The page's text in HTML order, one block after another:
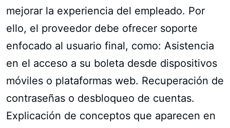
mejorar la experiencia del empleado. Por
ello, el proveedor debe ofrecer soporte
enfocado al usuario final, como: Asistencia
en el acceso a su boleta desde dispositivos
móviles o plataformas web. Recuperación de
contraseñas o desbloqueo de cuentas.
Explicación de conceptos que aparecen en